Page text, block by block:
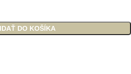
DO KOŠÍKA